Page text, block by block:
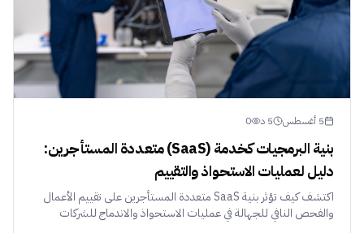
5 أغسطس 5 د 0
بنية البرمجيات كخدمة (SaaS) متعددة المستأجرين:
دليل لعمليات الاستحواذ والتقييم
اكتشف كيف تؤثر بنية SaaS متعددة المستأجرين على تقييم الأعمال
والفحص النافي للجهالة في عمليات الاستحواذ والاندماج للشركات